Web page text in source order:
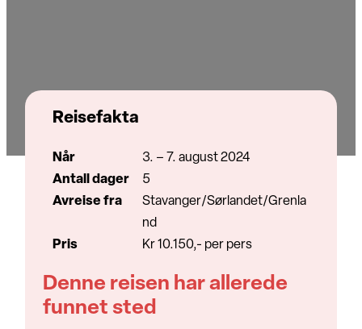
Reisefakta
Når
3. – 7. august 2024
Antall dager
5
Avreise fra
Stavanger/Sørlandet/Grenla
nd
Pris
Kr 10.150,- per pers
Denne reisen har allerede
funnet sted